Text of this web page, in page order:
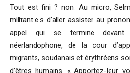
Tout est fini ? non. Au micro,
militant.e.s d’aller assister au
appel qui se termine devant
néerlandophone, de la cour
migrants, soudanais et érythréens
d’êtres humains. « Apportez-leur